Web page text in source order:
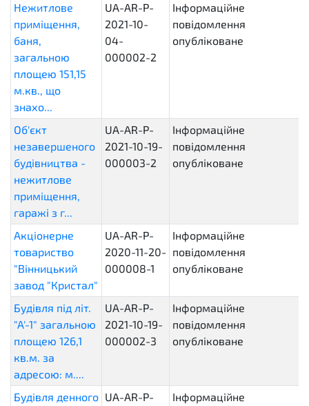
Нежитлове
приміщення,
баня,
загальною
площею 151,15
м.кв., що
знахо...
UA-AR-P-
2021-10-
04-
000002-2
Інформаційне
повідомлення
опубліковане
Об'єкт
незавершеного
будівництва -
нежитлове
приміщення,
гаражі з г...
UA-AR-P-
2021-10-19-
000003-2
Інформаційне
повідомлення
опубліковане
Акціонерне
товариство
"Вінницький
завод "Кристал"
UA-AR-P-
2020-11-20-
000008-1
Інформаційне
повідомлення
опубліковане
Будівля під літ.
"А'-1" загальною
площею 126,1
кв.м. за
адресою: м....
UA-AR-P-
2021-10-19-
000002-3
Інформаційне
повідомлення
опубліковане
Будівля денного UA-AR-P-
Інформаційне